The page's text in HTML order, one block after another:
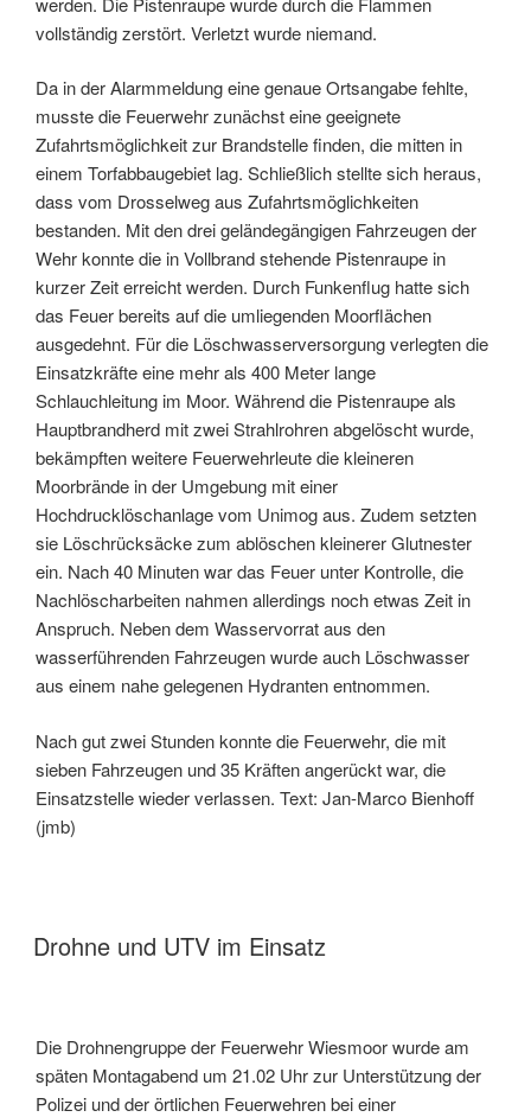
vollständig zerstört. Verletzt wurde niemand.
Da in der Alarmmeldung eine genaue Ortsangabe fehlte,
musste die Feuerwehr zunächst eine geeignete
Zufahrtsmöglichkeit zur Brandstelle finden, die mitten in
einem Torfabbaugebiet lag. Schließlich stellte sich heraus,
dass vom Drosselweg aus Zufahrtsmöglichkeiten
bestanden. Mit den drei geländegängigen Fahrzeugen der
Wehr konnte die in Vollbrand stehende Pistenraupe in
kurzer Zeit erreicht werden. Durch Funkenflug hatte sich
das Feuer bereits auf die umliegenden Moorflächen
ausgedehnt. Für die Löschwasserversorgung verlegten die
Einsatzkräfte eine mehr als 400 Meter lange
Schlauchleitung im Moor. Während die Pistenraupe als
Hauptbrandherd mit zwei Strahlrohren abgelöscht wurde,
bekämpften weitere Feuerwehrleute die kleineren
Moorbrände in der Umgebung mit einer
Hochdrucklöschanlage vom Unimog aus. Zudem setzten
sie Löschrücksäcke zum ablöschen kleinerer Glutnester
ein. Nach 40 Minuten war das Feuer unter Kontrolle, die
Nachlöscharbeiten nahmen allerdings noch etwas Zeit in
Anspruch. Neben dem Wasservorrat aus den
wasserführenden Fahrzeugen wurde auch Löschwasser
aus einem nahe gelegenen Hydranten entnommen.
Nach gut zwei Stunden konnte die Feuerwehr, die mit
sieben Fahrzeugen und 35 Kräften angerückt war, die
Einsatzstelle wieder verlassen. Text: Jan-Marco Bienhoff
(jmb)
Drohne und UTV im Einsatz
Die Drohnengruppe der Feuerwehr Wiesmoor wurde am
späten Montagabend um 21.02 Uhr zur Unterstützung der
Polizei und der örtlichen Feuerwehren bei einer